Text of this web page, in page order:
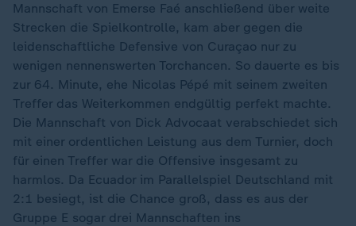
Mannschaft von Emerse Faé anschließend über weite
Strecken die Spielkontrolle, kam aber gegen die
leidenschaftliche Defensive von Curaçao nur zu
wenigen nennenswerten Torchancen. So dauerte es bis
zur 64. Minute, ehe Nicolas Pépé mit seinem zweiten
Treffer das Weiterkommen endgültig perfekt machte.
Die Mannschaft von Dick Advocaat verabschiedet sich
mit einer ordentlichen Leistung aus dem Turnier, doch
für einen Treffer war die Offensive insgesamt zu
harmlos. Da Ecuador im Parallelspiel Deutschland mit
2:1 besiegt, ist die Chance groß, dass es aus der
Gruppe E sogar drei Mannschaften ins